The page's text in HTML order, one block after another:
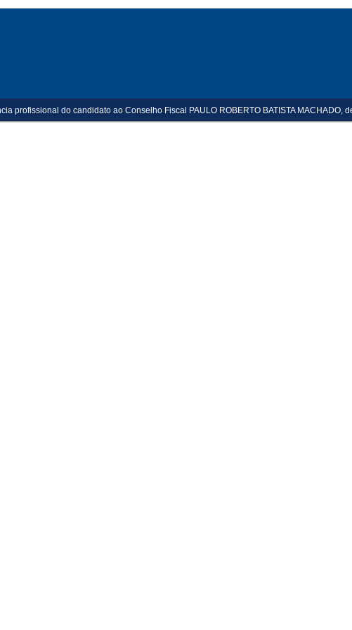
profissional do candidato ao Conselho Fiscal PAULO ROBERTO BATISTA MACHADO,